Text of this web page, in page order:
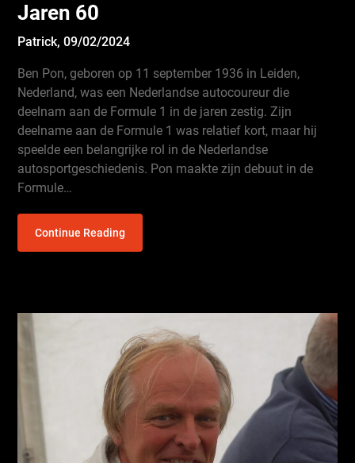
Jaren 60
Patrick,09/02/2024
Ben Pon, geboren op 11 september 1936 in Leiden,
Nederland, was een Nederlandse autocoureur die
deelnam aan de Formule 1 in de jaren zestig. Zijn
deelname aan de Formule 1 was relatief kort, maar hij
speelde een belangrijke rol in de Nederlandse
autosportgeschiedenis. Pon maakte zijn debuut in de
Formule…
Continue Reading